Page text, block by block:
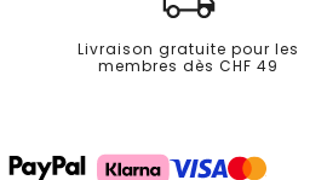
Livraison gratuite pour les
membres dès CHF 49